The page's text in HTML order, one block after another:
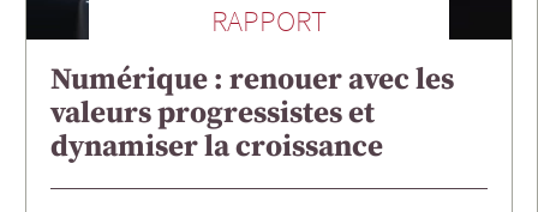
RAPPORT
Numérique : renouer avec les
valeurs progressistes et
dynamiser la croissance